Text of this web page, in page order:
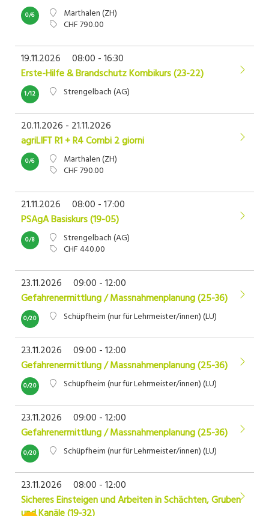
Marthalen (ZH)
CHF 790.00
0/6
19.11.2026
08:00 - 16:30
Erste-Hilfe & Brandschutz Kombikurs (23-22)
Strengelbach (AG)
1/12
20.11.2026 - 21.11.2026
agriLIFT R1 + R4 Combi 2 giorni
Marthalen (ZH)
CHF 790.00
0/6
21.11.2026
08:00 - 17:00
PSAgA Basiskurs (19-05)
Strengelbach (AG)
CHF 440.00
0/8
23.11.2026
09:00 - 12:00
Gefahrenermittlung / Massnahmenplanung (25-36)
Schüpfheim (nur für Lehrmeister/innen) (LU)
0/20
23.11.2026
09:00 - 12:00
Gefahrenermittlung / Massnahmenplanung (25-36)
Schüpfheim (nur für Lehrmeister/innen) (LU)
0/20
23.11.2026
09:00 - 12:00
Gefahrenermittlung / Massnahmenplanung (25-36)
Schüpfheim (nur für Lehrmeister/innen) (LU)
0/20
23.11.2026
08:00 - 12:00
Sicheres Einsteigen und Arbeiten in Schächten, Gruben